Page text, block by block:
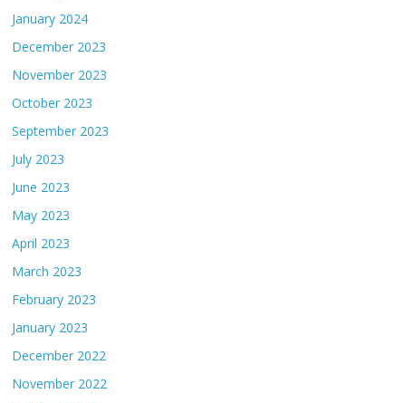
January 2024
December 2023
November 2023
October 2023
September 2023
July 2023
June 2023
May 2023
April 2023
March 2023
February 2023
January 2023
December 2022
November 2022